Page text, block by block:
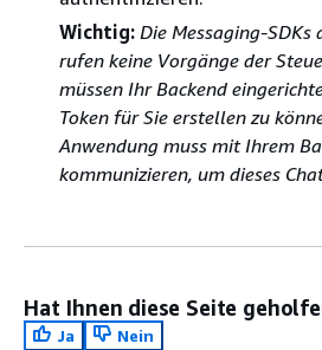
Wichtig: Die Messaging-SDKs
rufen keine Vorgänge der
müssen Ihr Backend
Token für Sie erstellen zu
Anwendung muss mit Ihrem
kommunizieren, um dieses
Hat Ihnen diese Seite
Ja
Nein